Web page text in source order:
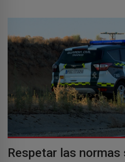
Respetar las normas